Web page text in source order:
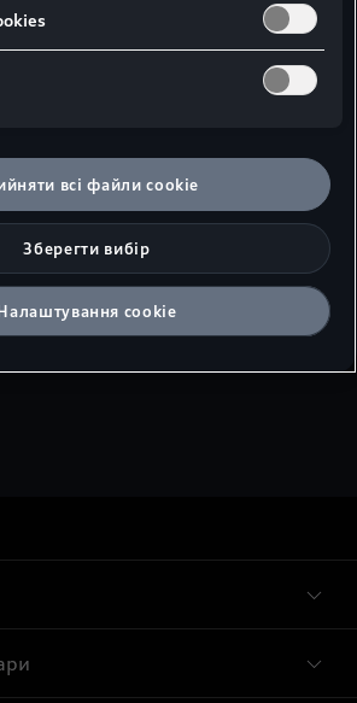
Вид
простору
простору
над головою
з антеною на даху
власною масою автомобіля
всі файли сookie
Зберегти вибір
cookie